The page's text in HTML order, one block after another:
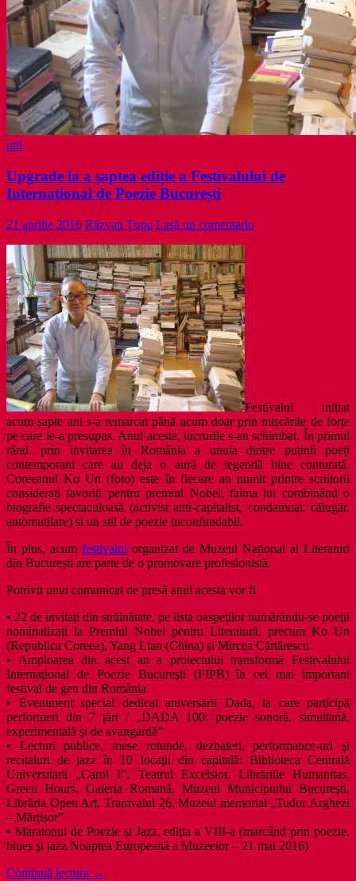
util
Upgrade la a șaptea ediție a Festivalului de
Internațional de Poezie București
21 aprilie 2016 Răzvan Țupa Lasă un comentariu
Festivalul inițiat
acum șapte ani s-a remarcat până acum doar prin mișcările de forțe
pe care le-a presupus. Anul acesta, lucrurile s-au schimbat. În primul
rând, prin invitarea în România a unuia dintre puținii poeți
contemporani care au deja o aură de legendă bine conturată.
Coreeanul Ko Un (foto) este în fiecare an numit printre scriitorii
considerați favoriți pentru premiul Nobel, faima lui combinând o
biografie spectaculoasă (activist anti-capitalist, condamnat, călugăr,
automutilare) și un stil de poezie inconfundabil.
În plus, acum festivalul organizat de Muzeul Național al Literaturi
din București are parte de o promovare profesionistă.
Potrivit unui comunicat de presă anul acesta vor fi
• 22 de invitaţi din străinătate, pe lista oaspeţilor numărându-se poeţii
nominalizați la Premiul Nobel pentru Literatură, precum Ko Un
(Republica Coreea), Yang Lian (China) și Mircea Cărtărescu
• Amploarea din acest an a proiectului transformă Festivalului
Internaţional de Poezie Bucureşti (FIPB) în cel mai important
festival de gen din România
• Eveniment special dedicat aniversării Dada, la care participă
performeri din 7 ţări / „DADA 100: poezie sonoră, simultană,
experimentală şi de avangardă”
• Lecturi publice, mese rotunde, dezbateri, performance-uri şi
recitaluri de jazz în 10 locaţii din capitală: Biblioteca Centrală
Universitară „Carol I”, Teatrul Excelsior, Librăriile Humanitas,
Green Hours, Galeria Romană, Muzeul Municipiului Bucureşti,
Librăria Open Art, Tramvaiul 26, Muzeul memorial „Tudor Arghezi
– Mărțișor”
• Maratonul de Poezie și Jazz, ediția a VIII-a (marcând prin poezie,
blues şi jazz Noaptea Europeană a Muzeelor – 21 mai 2016)
Continuă lectura Upgrade
→